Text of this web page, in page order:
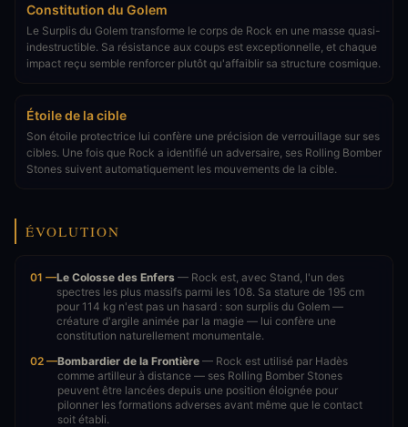
Constitution du Golem
Le Surplis du Golem transforme le corps de Rock en une masse quasi-
indestructible. Sa résistance aux coups est exceptionnelle, et chaque
impact reçu semble renforcer plutôt qu'affaiblir sa structure cosmique.
Étoile de la cible
Son étoile protectrice lui confère une précision de verrouillage sur ses
cibles. Une fois que Rock a identifié un adversaire, ses Rolling Bomber
Stones suivent automatiquement les mouvements de la cible.
ÉVOLUTION
01 —Le Colosse des Enfers — Rock est, avec Stand, l'un des
spectres les plus massifs parmi les 108. Sa stature de 195 cm
pour 114 kg n'est pas un hasard : son surplis du Golem —
créature d'argile animée par la magie — lui confère une
constitution naturellement monumentale.
02 —Bombardier de la Frontière — Rock est utilisé par Hadès
comme artilleur à distance — ses Rolling Bomber Stones
peuvent être lancées depuis une position éloignée pour
pilonner les formations adverses avant même que le contact
soit établi.